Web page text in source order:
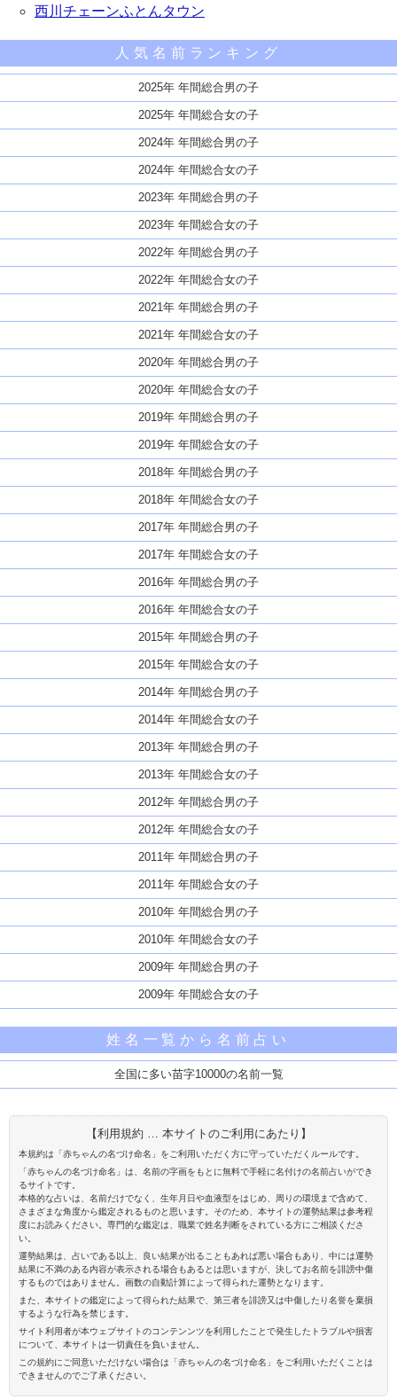
西川チェーンふとんタウン
人気名前ランキング
2025年 年間総合男の子
2025年 年間総合女の子
2024年 年間総合男の子
2024年 年間総合女の子
2023年 年間総合男の子
2023年 年間総合女の子
2022年 年間総合男の子
2022年 年間総合女の子
2021年 年間総合男の子
2021年 年間総合女の子
2020年 年間総合男の子
2020年 年間総合女の子
2019年 年間総合男の子
2019年 年間総合女の子
2018年 年間総合男の子
2018年 年間総合女の子
2017年 年間総合男の子
2017年 年間総合女の子
2016年 年間総合男の子
2016年 年間総合女の子
2015年 年間総合男の子
2015年 年間総合女の子
2014年 年間総合男の子
2014年 年間総合女の子
2013年 年間総合男の子
2013年 年間総合女の子
2012年 年間総合男の子
2012年 年間総合女の子
2011年 年間総合男の子
2011年 年間総合女の子
2010年 年間総合男の子
2010年 年間総合女の子
2009年 年間総合男の子
2009年 年間総合女の子
姓名一覧から名前占い
全国に多い苗字10000の名前一覧
【利用規約 … 本サイトのご利用にあたり】
本規約は「赤ちゃんの名づけ命名」をご利用いただく方に守っていただくルールです。
「赤ちゃんの名づけ命名」は、名前の字画をもとに無料で手軽に名付けの名前占いができ
るサイトです。
本格的な占いは、名前だけでなく、生年月日や血液型をはじめ、周りの環境まで含めて、
さまざまな角度から鑑定されるものと思います。そのため、本サイトの運勢結果は参考程
度にお読みください。専門的な鑑定は、職業で姓名判断をされている方にご相談くださ
い。
運勢結果は、占いである以上、良い結果が出ることもあれば悪い場合もあり、中には運勢
結果に不満のある内容が表示される場合もあるとは思いますが、決してお名前を誹謗中傷
するものではありません。画数の自動計算によって得られた運勢となります。
また、本サイトの鑑定によって得られた結果で、第三者を誹謗又は中傷したり名誉を棄損
するような行為を禁じます。
サイト利用者が本ウェブサイトのコンテンンツを利用したことで発生したトラブルや損害
について、本サイトは一切責任を負いません。
この規約にご同意いただけない場合は「赤ちゃんの名づけ命名」をご利用いただくことは
できませんのでご了承ください。